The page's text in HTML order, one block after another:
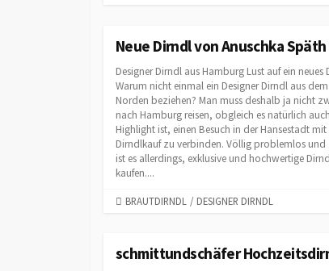
E
O
R
I
E
S
Neue Dirndl von Anuschka Späth
Designer Dirndl aus Hamburg Lust auf ein neues
Warum nicht einmal ein Designer Dirndl aus
Norden beziehen? Man muss deshalb ja nicht
nach Hamburg reisen, obgleich es natürlich
Highlight ist, einen Besuch in der Hansestadt mit
Dirndlkauf zu verbinden. Völlig problemlos und
ist es allerdings, exklusive und hochwertige
kaufen....
C
E
BRAUTDIRNDL / DESIGNER DIRNDL
schmittundschäfer